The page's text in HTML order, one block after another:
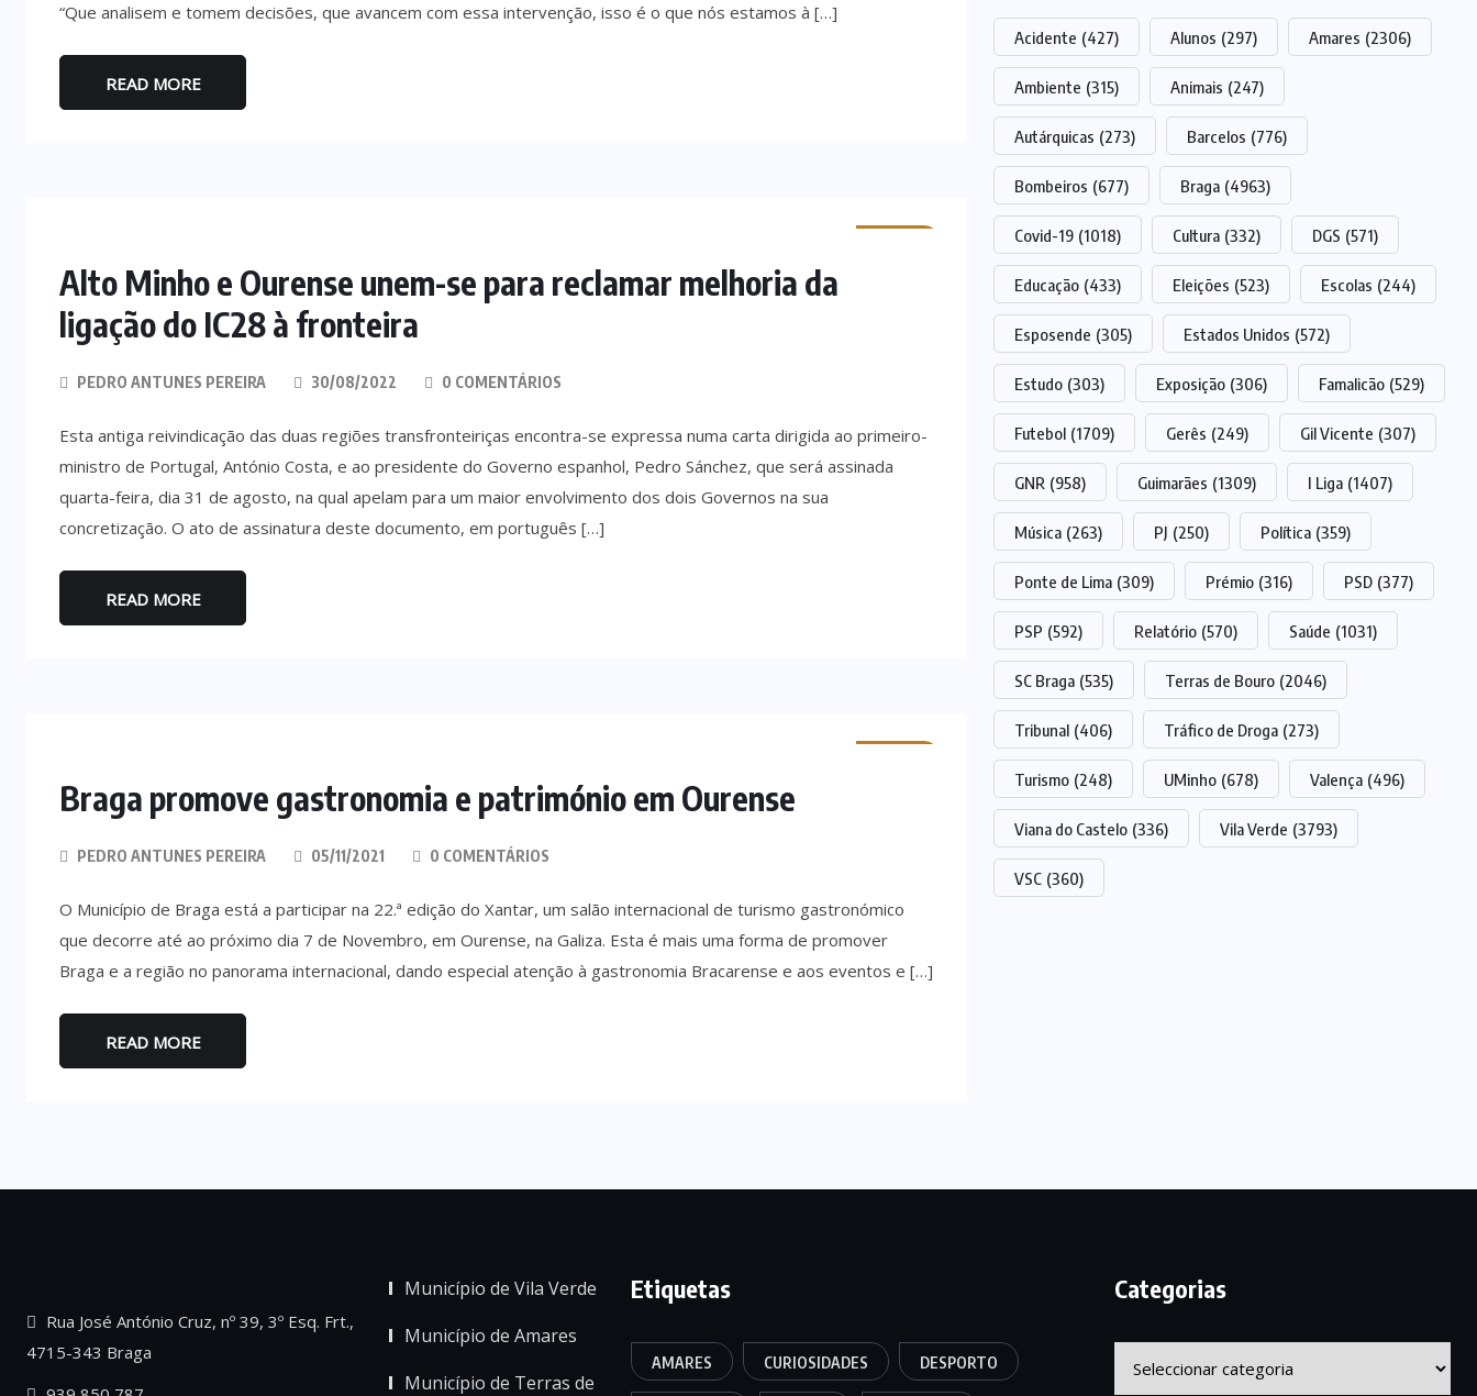
“Que analisem e tomem decisões, que avancem com essa intervenção, isso é o que nós estamos à […]
READ MORE
Alto Minho e Ourense unem-se para reclamar melhoria da
ligação do IC28 à fronteira
PEDRO ANTUNES PEREIRA 30/08/2022 0 COMENTÁRIOS
Esta antiga reivindicação das duas regiões transfronteiriças encontra-se expressa numa carta dirigida ao primeiro-
ministro de Portugal, António Costa, e ao presidente do Governo espanhol, Pedro Sánchez, que será assinada
quarta-feira, dia 31 de agosto, na qual apelam para um maior envolvimento dos dois Governos na sua
concretização. O ato de assinatura deste documento, em português […]
READ MORE
Braga promove gastronomia e património em Ourense
PEDRO ANTUNES PEREIRA 05/11/2021 0 COMENTÁRIOS
O Município de Braga está a participar na 22.ª edição do Xantar, um salão internacional de turismo gastronómico
que decorre até ao próximo dia 7 de Novembro, em Ourense, na Galiza. Esta é mais uma forma de promover
Braga e a região no panorama internacional, dando especial atenção à gastronomia Bracarense e aos eventos e […]
READ MORE
Acidente (427) Alunos (297) Amares (2306)
Ambiente (315) Animais (247)
Autárquicas (273) Barcelos (776)
Bombeiros (677) Braga (4963)
Covid-19 (1018) Cultura (332) DGS (571)
Educação (433) Eleições (523) Escolas (244)
Esposende (305) Estados Unidos (572)
Estudo (303) Exposição (306) Famalicão (529)
Futebol (1709) Gerês (249) Gil Vicente (307)
GNR (958) Guimarães (1309) I Liga (1407)
Música (263) PJ (250) Política (359)
Ponte de Lima (309) Prémio (316) PSD (377)
PSP (592) Relatório (570) Saúde (1031)
SC Braga (535) Terras de Bouro (2046)
Tribunal (406) Tráfico de Droga (273)
Turismo (248) UMinho (678) Valença (496)
Viana do Castelo (336) Vila Verde (3793)
VSC (360)
Rua José António Cruz, nº 39, 3º Esq. Frt.,
4715-343 Braga
Município de Vila Verde
Município de Amares
Município de Terras de
Etiquetas
AMARES CURIOSIDADES DESPORTO
Categorias